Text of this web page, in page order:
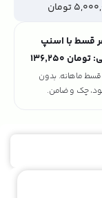
تومان
قسط با اسنپ
تومان ۱۳۶٬۲۵۰
4 قسط ماهانه. بدون
چک و ضامن.